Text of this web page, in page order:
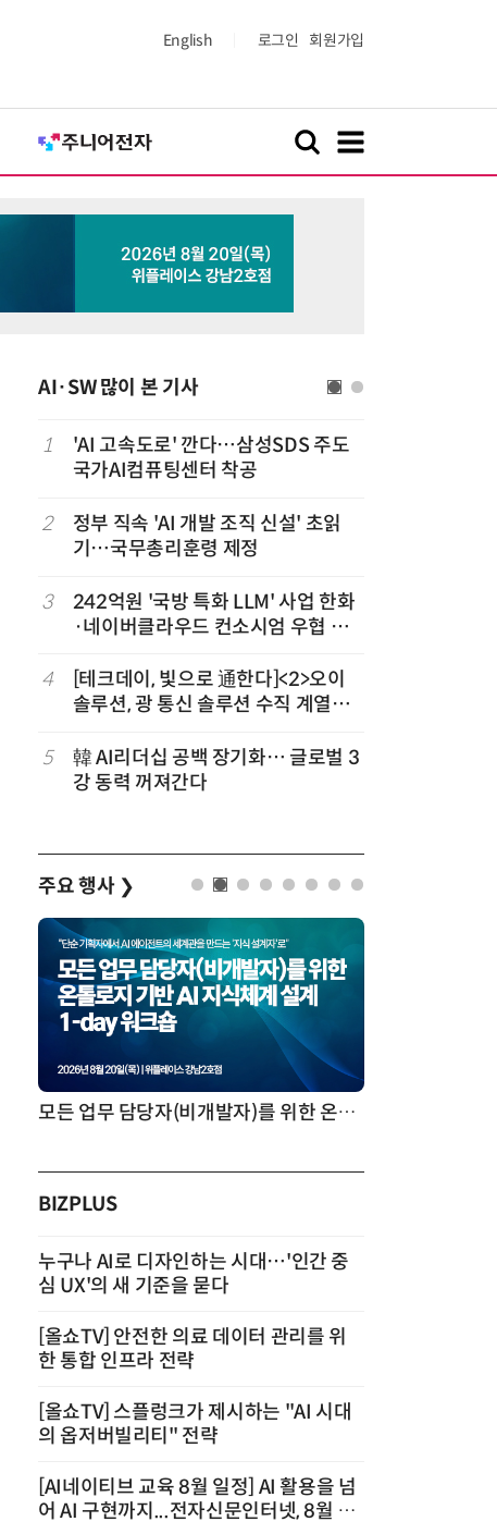
English 로그인 회원가입
AI·SW 많이 본 기사
1
'AI 고속도로' 깐다…삼성SDS 주도
국가AI컴퓨팅센터 착공
2
정부 직속 'AI 개발 조직 신설' 초읽
기…국무총리훈령 제정
3
242억원 '국방 특화 LLM' 사업 한화
·네이버클라우드 컨소시엄 우협 선
4
[테크데이, 빛으로 通한다]<2>오이
솔루션, 광 통신 솔루션 수직 계열
략'
5
韓 AI리더십 공백 장기화… 글로벌 3
강 동력 꺼져간다
주요 행사 ❯
모든 업무 담당자(비개발자)를 위한 온톨로지 기반 AI 지식체계 설계 1-day 워크숍
BIZPLUS
누구나 AI로 디자인하는 시대…'인간 중
심 UX'의 새 기준을 묻다
[올쇼TV] 안전한 의료 데이터 관리를 위
한 통합 인프라 전략
[올쇼TV] 스플렁크가 제시하는 "AI 시대
의 옵저버빌리티" 전략
[AI네이티브 교육 8월 일정] AI 활용을 넘
어 AI 구현까지...전자신문인터넷, 8월 실